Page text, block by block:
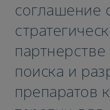
соглашение
поиска и
препаратов